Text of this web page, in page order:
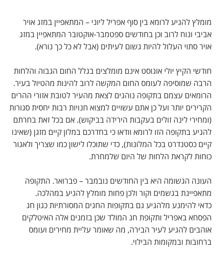
מומלץ להגיע לרומא בין סוף אפריל ליוני – המתאפיין במזג אויר
אביבי ונוח לרוב וכן בחודשים ספטמבר-אוקטובר המתאפיין במזג
אויר סתוי העלול להיות גשום לעיתים (אבל לא כל כך נורא).
חודשי הקיץ יולי אוגוסט אינם מומלצים בגלל החום הגבוה והלחות
הרבה שמוסיפה לעומס החום המקשה לרוב להינות מהטיול בעיר.
הרומאים עצמם בתקופה נוהגים לצאת מהעיר לטובת אזורי ההרים
הקרירים יותר ועל כן אתם עשויים למצוא חנויות רבות יחסית סגורות
(ומחירי לינה זולים בעקבות הירידה בביקוש). אם בכל זאת בחרתם
להגיע בתקופה הזו לרומא וודאו כי בחדרכם במלון קיים מזגן (שאינו
קיים כסטנדרט בכל המלונות), כדי שתוכלו לישון כמו שצריך ולאגור
כוחות לקראת הלחות של היום שלמחרת.
העונה הגשומה היא בין החודשים נובמבר – פברואר. התקופה
מתאפיינת בגשמים וקור ולכן פחות מומלץ להגיע במהלכה.
כדאי להימנע מלהגיע גם בתקופות החגים המסורתיות כגון חג
הפסחא באפריל ותקופת חג המולד שכן בזמנים אלה האיטלקים
אוהבים להגיע לעיר הבירה, מה שאומר עליית מחירים ועומס
ברחובות ובמקומות הבילוי.